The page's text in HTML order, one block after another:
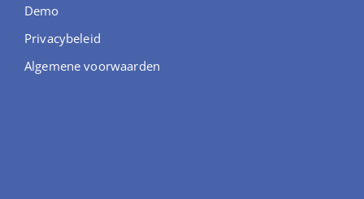
Demo
Privacybeleid
Algemene voorwaarden